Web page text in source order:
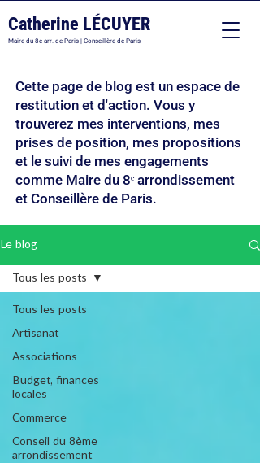
Catherine LÉCUYER
Maire du 8e arr. de Paris | Conseillère de Paris
Cette page de blog est un espace de
restitution et d'action. Vous y
trouverez mes interventions, mes
prises de position, mes propositions
et le suivi de mes engagements
comme Maire du 8ᵉ arrondissement
et Conseillère de Paris.
Le blog
Tous les posts
Artisanat
Associations
Budget, finances
locales
Commerce
Conseil du 8ème
arrondissement
Tous les posts